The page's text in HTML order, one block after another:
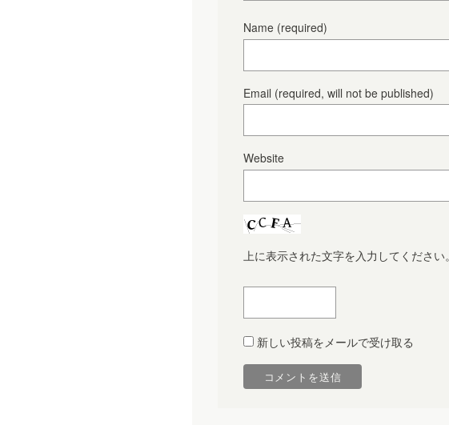
Name (required)
Email (required, will not be published)
Website
上に表示された文字を入力してください。
新しい投稿をメールで受け取る